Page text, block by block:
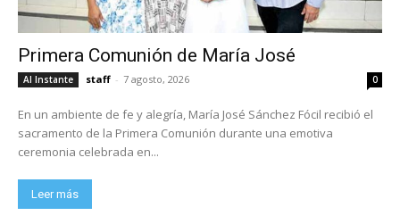
Primera Comunión de María José
Al Instante staff - 7 agosto, 2026 0
En un ambiente de fe y alegría, María José Sánchez Fócil recibió el
sacramento de la Primera Comunión durante una emotiva
ceremonia celebrada en...
Leer más